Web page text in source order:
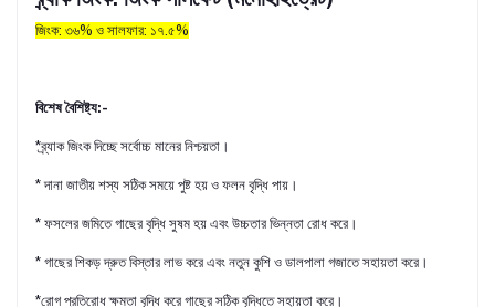
জিংক: ৩৬% ও সালফার: ১৭.৫%
বিশেষ বৈশিষ্ট্য:-
*ব্র্যাক জিংক দিচ্ছে সর্বোচ্চ মানের নিশ্চয়তা।
* দানা জাতীয় শস্য সঠিক সময়ে পুষ্ট হয় ও ফলন বৃদ্ধি পায়।
* ফসলের জমিতে গাছের বৃদ্ধি সুষম হয় এবং উচ্চতার ভিন্নতা রোধ করে।
* গাছের শিকড় দ্রুত বিস্তার লাভ করে এবং নতুন কুশি ও ডালপালা গজাতে সহায়তা করে।
*রোগ প্রতিরোধ ক্ষমতা বৃদ্ধি করে গাছের সঠিক বৃদ্ধিতে সহায়তা করে।